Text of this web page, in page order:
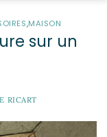
,MAISON
sur un
RICART